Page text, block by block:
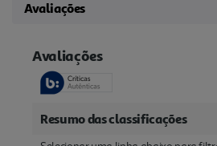
Avaliações